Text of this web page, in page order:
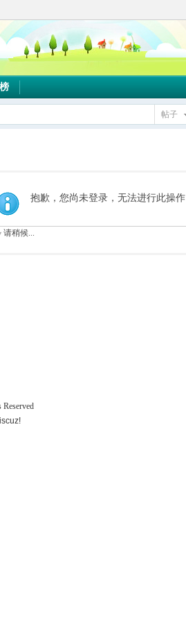
帖子
抱歉，您尚未登录，无法进行此操作
请稍候...